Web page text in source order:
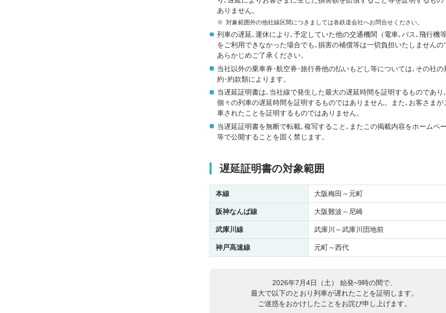
ありません。
※ 対象範囲外の他社線区間につきましては各鉄道会社へお問合せください。
列車の遅延､運休により､予定していた他の交通機関（電車､バス､飛行機等
をご利用できなかった場合でも､損害の補償等は一切負担いたしませんの
あらかじめご了承ください。
当社以外の乗車券･航空券･旅行券他の払いもどし等については､その社の
約･約款類によります。
当遅延証明書は､当社線で発生した最大の遅延時間を証明するものであり､
個々の列車の遅延時間を証明するものではありません。また､お客さまが
車されたことを証明するものではありません。
当遅延証明書を無断で転載､複写すること､またこの掲載内容をホームペ
等で公開することを固く禁じます。
遅延証明書の対象範囲
本線 大阪梅田～元町
阪神なんば線 大阪難波～尼崎
武庫川線 武庫川～武庫川団地前
神戸高速線 元町～西代
2026年7月4日（土） 始発~9時の間で、
最大で以下のとおり列車が遅れたことを証明します。
ご迷惑をおかけしたことをお詫び申し上げます。